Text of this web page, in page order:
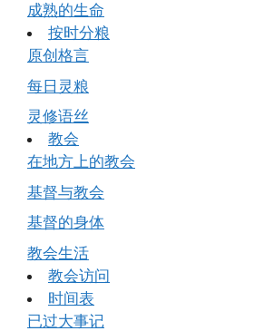
成熟的生命
按时分粮
原创格言
每日灵粮
灵修语丝
教会
在地方上的教会
基督与教会
基督的身体
教会生活
教会访问
时间表
已过大事记